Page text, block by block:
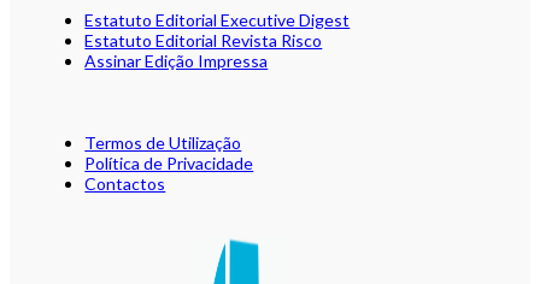
Estatuto Editorial Executive Digest
Estatuto Editorial Revista Risco
Assinar Edição Impressa
Termos de Utilização
Política de Privacidade
Contactos